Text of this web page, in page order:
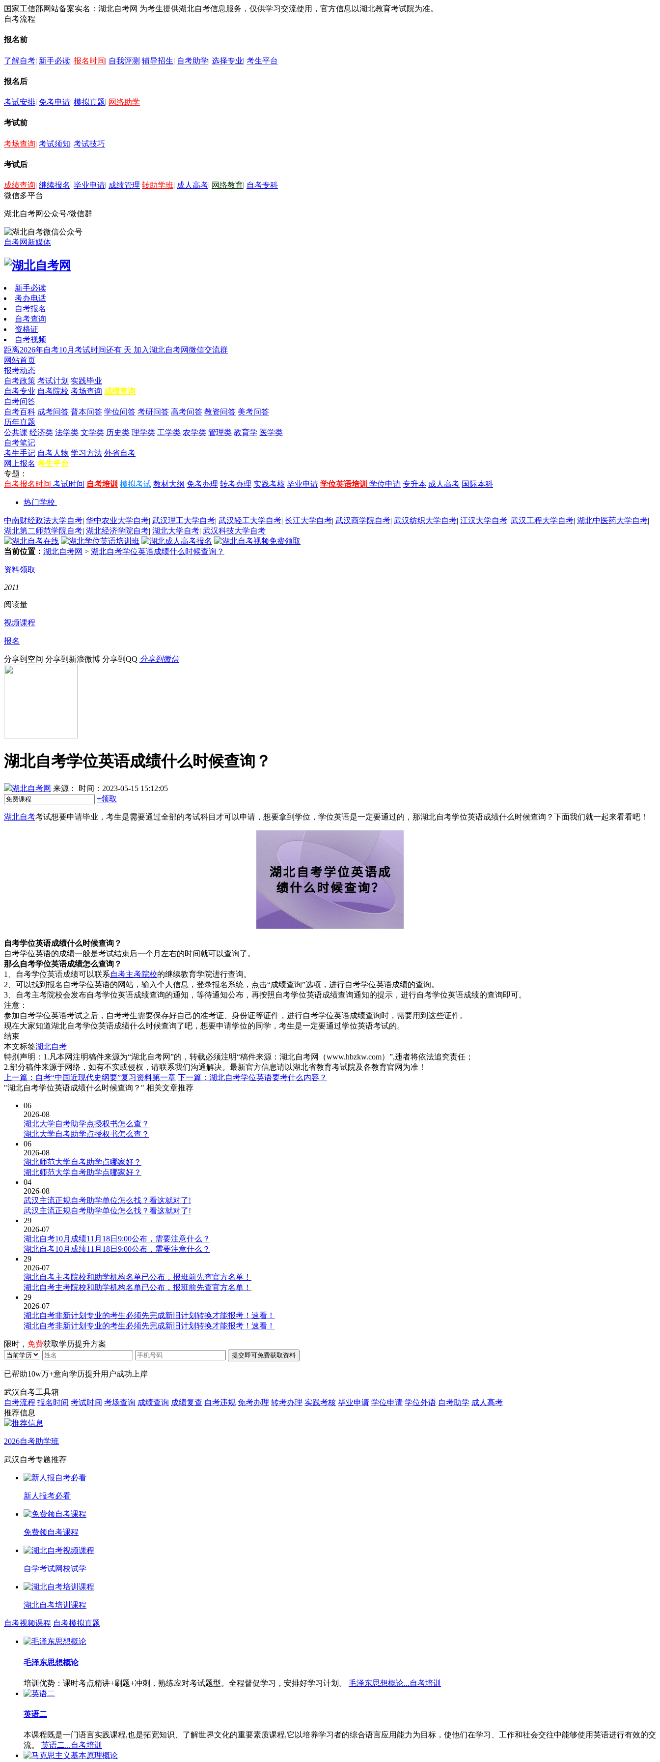
国家工信部网站备案实名：湖北自考网 为考生提供湖北自考信息服务，仅供学习交流使用，官方信息以湖北教育考试院为准。
自考流程
报名前
了解自考| 新手必读| 报名时间| 自我评测 辅导招生| 自考助学| 选择专业| 考生平台
报名后
考试安排| 免考申请| 模拟真题| 网络助学
考试前
考场查询| 考试须知| 考试技巧
考试后
成绩查询| 继续报名| 毕业申请| 成绩管理 转助学班| 成人高考| 网络教育| 自考专科
微信多平台
湖北自考网公众号/微信群
自考网新媒体
新手必读
考办电话
自考报名
自考查询
资格证
自考视频
距离2026年自考10月考试时间还有 天 加入湖北自考网微信交流群
网站首页
报考动态
自考政策 考试计划 实践毕业
自考专业 自考院校 考场查询 成绩查询
自考问答
自考百科 成考问答 普本问答 学位问答 考研问答 高考问答 教资问答 美考问答
历年真题
公共课 经济类 法学类 文学类 历史类 理学类 工学类 农学类 管理类 教育学 医学类
自考笔记
考生手记 自考人物 学习方法 外省自考
网上报名 考生平台
专题：
自考报名时间 考试时间 自考培训 模拟考试 教材大纲 免考办理 转考办理 实践考核 毕业申请 学位英语培训 学位申请 专升本 成人高考 国际本科
热门学校
中南财经政法大学自考| 华中农业大学自考| 武汉理工大学自考| 武汉轻工大学自考| 长江大学自考| 武汉商学院自考| 武汉纺织大学自考| 江汉大学自考| 武汉工程大学自考| 湖北中医药大学自考|
湖北第二师范学院自考| 湖北经济学院自考| 湖北大学自考| 武汉科技大学自考
当前位置： 湖北自考网 > 湖北自考学位英语成绩什么时候查询？
资料领取
2011
阅读量
视频课程
报名
分享到空间 分享到新浪微博 分享到QQ 分享到微信
湖北自考学位英语成绩什么时候查询？
湖北自考网 来源：
时间：2023-05-15 15:12:05
+领取
湖北自考考试想要申请毕业，考生是需要通过全部的考试科目才可以申请，想要拿到学位，学位英语是一定要通过的，那湖北自考学位英语成绩什么时候查询？下面我们就一起来看看吧！
自考学位英语成绩什么时候查询？
自考学位英语的成绩一般是考试结束后一个月左右的时间就可以查询了。
那么自考学位英语成绩怎么查询？
1、自考学位英语成绩可以联系自考主考院校的继续教育学院进行查询。
2、可以找到报名自考学位英语的网站，输入个人信息，登录报名系统，点击“成绩查询”选项，进行自考学位英语成绩的查询。
3、自考主考院校会发布自考学位英语成绩查询的通知，等待通知公布，再按照自考学位英语成绩查询通知的提示，进行自考学位英语成绩的查询即可。
注意：
参加自考学位英语考试之后，自考考生需要保存好自己的准考证、身份证等证件，进行自考学位英语成绩查询时，需要用到这些证件。
现在大家知道湖北自考学位英语成绩什么时候查询了吧，想要申请学位的同学，考生是一定要通过学位英语考试的。
结束
本文标签湖北自考
特别声明：1.凡本网注明稿件来源为“湖北自考网”的，转载必须注明“稿件来源：湖北自考网（www.hbzkw.com）”,违者将依法追究责任；
2.部分稿件来源于网络，如有不实或侵权，请联系我们沟通解决。最新官方信息请以湖北省教育考试院及各教育官网为准！
上一篇：自考“中国近现代史纲要”复习资料第一章 下一篇：湖北自考学位英语要考什么内容？
"湖北自考学位英语成绩什么时候查询？" 相关文章推荐
06
2026-08
湖北大学自考助学点授权书怎么查？
湖北大学自考助学点授权书怎么查？
06
2026-08
湖北师范大学自考助学点哪家好？
湖北师范大学自考助学点哪家好？
04
2026-08
武汉主流正规自考助学单位怎么找？看这就对了!
武汉主流正规自考助学单位怎么找？看这就对了!
29
2026-07
湖北自考10月成绩11月18日9:00公布，需要注意什么？
湖北自考10月成绩11月18日9:00公布，需要注意什么？
29
2026-07
湖北自考主考院校和助学机构名单已公布，报班前先查官方名单！
湖北自考主考院校和助学机构名单已公布，报班前先查官方名单！
29
2026-07
湖北自考非新计划专业的考生必须先完成新旧计划转换才能报考！速看！
湖北自考非新计划专业的考生必须先完成新旧计划转换才能报考！速看！
限时， 免费获取学历提升方案
已帮助10w万+意向学历提升用户成功上岸
武汉自考工具箱
自考流程 报名时间 考试时间 考场查询 成绩查询 成绩复查 自考违规 免考办理 转考办理 实践考核 毕业申请 学位申请 学位外语 自考助学 成人高考
推荐信息
2026自考助学班
武汉自考专题推荐
新人报考必看
免费领自考课程
自学考试网校试学
湖北自考培训课程
自考视频课程 自考模拟真题
毛泽东思想概论
培训优势：课时考点精讲+刷题+冲刺，熟练应对考试题型。全程督促学习，安排好学习计划。 毛泽东思想概论...自考培训
英语二
本课程既是一门语言实践课程,也是拓宽知识、了解世界文化的重要素质课程,它以培养学习者的综合语言应用能力为目标，使他们在学习、工作和社会交往中能够使用英语进行有效的交
流。
英语二...自考培训